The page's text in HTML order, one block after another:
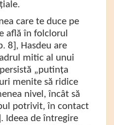
care te duce pe
află în folclorul
8], Hasdeu are
mitic al unui
„putința
menite să ridice
nivel, încât să
potrivit, în contact
Ideea de întregire